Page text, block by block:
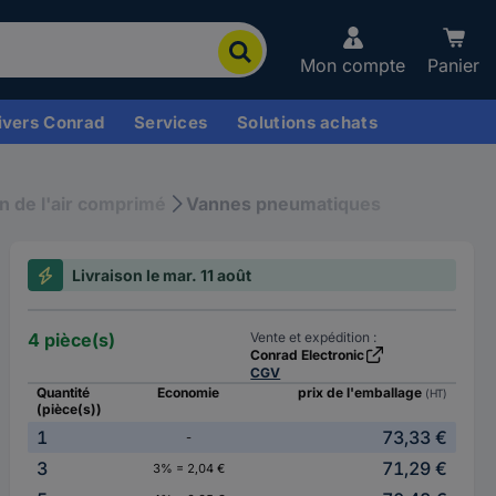
Mon compte Panier
Conrad Services Solutions achats
de l'air comprimé Vannes pneumatiques
Livraison le mar. 11 août
4 pièce(s)
Vente et expédition :
Conrad Electronic
CGV
Quantité
(pièce(s))
Economie prix de l'emballage (HT)
1 -
73,33 €
3
3% = 2,04 €
71,29 €